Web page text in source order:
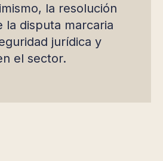
la resolución
la disputa marcaria
jurídica y
el sector.